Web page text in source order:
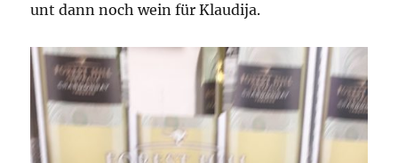
unt dann noch wein für Klaudija.